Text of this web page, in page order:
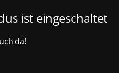
ist eingeschaltet
da!